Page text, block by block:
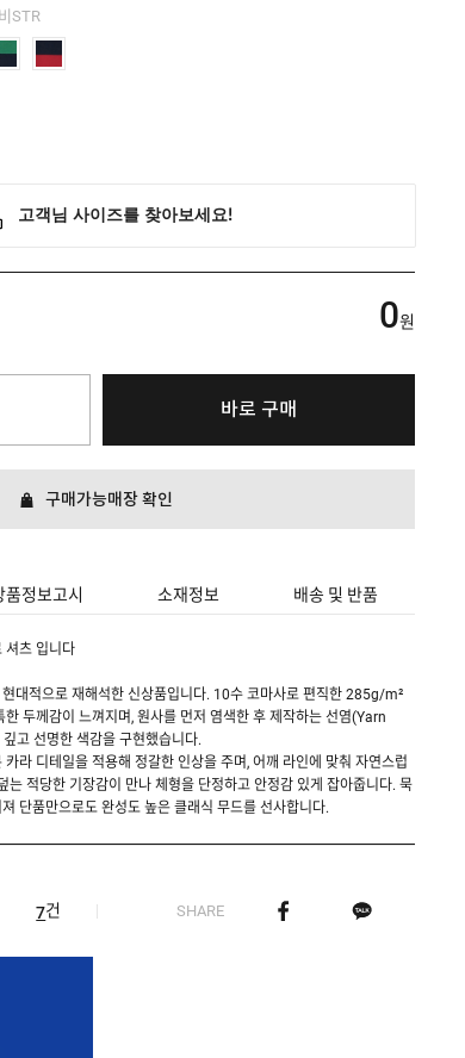
STR
0원
바로 구매
구매가능매장 확인
품정보고시 소재정보 배송 및 반품
셔츠 입니다
대적으로 재해석한 신상품입니다. 10수 코마사로 편직한 285g/m²
두께감이 느껴지며, 원사를 먼저 염색한 후 제작하는 선염(Yarn
고 선명한 색감을 구현했습니다.
라 디테일을 적용해 정갈한 인상을 주며, 어깨 라인에 맞춰 자연스럽
는 적당한 기장감이 만나 체형을 단정하고 안정감 있게 잡아줍니다. 묵
단품만으로도 완성도 높은 클래식 무드를 선사합니다.
7건 SHARE